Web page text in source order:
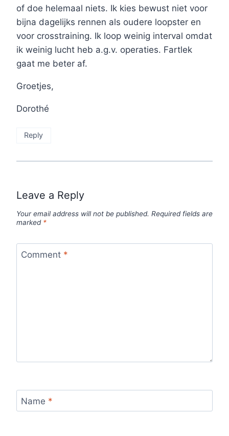
of doe helemaal niets. Ik kies bewust niet voor
bijna dagelijks rennen als oudere loopster en
voor crosstraining. Ik loop weinig interval omdat
ik weinig lucht heb a.g.v. operaties. Fartlek
gaat me beter af.
Groetjes,
Dorothé
Reply
Leave a Reply
Your email address will not be published. Required fields are
marked *
Comment *
Name *